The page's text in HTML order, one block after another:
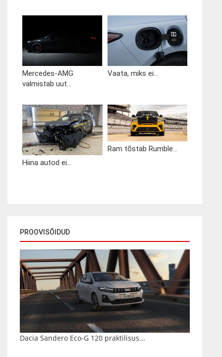
Mercedes-AMG
valmistab uut...
Vaata, miks ei...
Hiina autod ei...
Ram tõstab Rumble...
PROOVISÕIDUD
Dacia Sandero Eco-G 120 praktilisus...